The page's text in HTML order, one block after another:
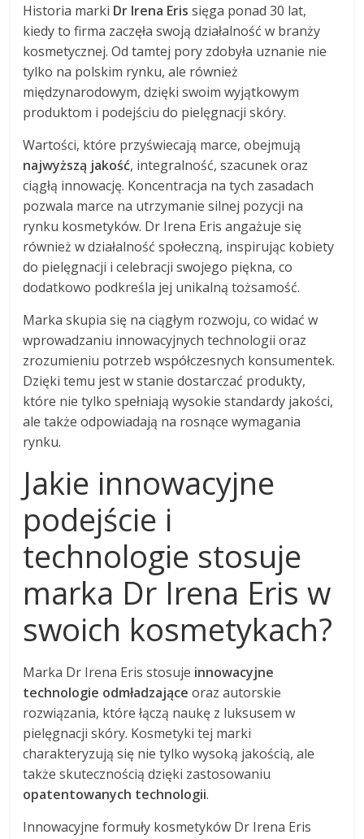
Historia marki Dr Irena Eris sięga ponad 30 lat,
kiedy to firma zaczęła swoją działalność w branży
kosmetycznej. Od tamtej pory zdobyła uznanie nie
tylko na polskim rynku, ale również
międzynarodowym, dzięki swoim wyjątkowym
produktom i podejściu do pielęgnacji skóry.
Wartości, które przyświecają marce, obejmują
najwyższą jakość, integralność, szacunek oraz
ciągłą innowację. Koncentracja na tych zasadach
pozwala marce na utrzymanie silnej pozycji na
rynku kosmetyków. Dr Irena Eris angażuje się
również w działalność społeczną, inspirując kobiety
do pielęgnacji i celebracji swojego piękna, co
dodatkowo podkreśla jej unikalną tożsamość.
Marka skupia się na ciągłym rozwoju, co widać w
wprowadzaniu innowacyjnych technologii oraz
zrozumieniu potrzeb współczesnych konsumentek.
Dzięki temu jest w stanie dostarczać produkty,
które nie tylko spełniają wysokie standardy jakości,
ale także odpowiadają na rosnące wymagania
rynku.
Jakie innowacyjne
podejście i
technologie stosuje
marka Dr Irena Eris w
swoich kosmetykach?
Marka Dr Irena Eris stosuje innowacyjne
technologie odmładzające oraz autorskie
rozwiązania, które łączą naukę z luksusem w
pielęgnacji skóry. Kosmetyki tej marki
charakteryzują się nie tylko wysoką jakością, ale
także skutecznością dzięki zastosowaniu
opatentowanych technologii.
Innowacyjne formuły kosmetyków Dr Irena Eris